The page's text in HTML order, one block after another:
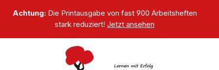
springen
Achtung:Die Printausgabe von fast 900 Arbeitsheften
stark reduziert! Jetzt ansehen